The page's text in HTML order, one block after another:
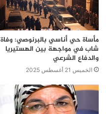
مأساة حي أناسي بالبرنوصي: وفاة
شاب في مواجهة بين الهستيريا
والدفاع الشرعي
الخميس 21 أغسطس 2025